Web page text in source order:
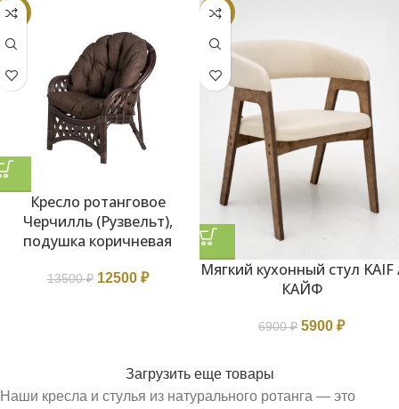
-7%
Кресло ротанговое
Черчилль (Рузвельт),
подушка коричневая
13500₽ 12500 ₽
-14%
Мягкий кухонный стул KAIF
КАЙФ
6900₽ 5900 ₽
Загрузить еще товары
Наши кресла и стулья из натурального ротанга — это